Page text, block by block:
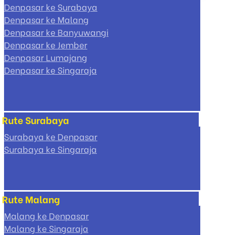
Denpasar ke Surabaya
Denpasar ke Malang
Denpasar ke Banyuwangi
Denpasar ke Jember
Denpasar Lumajang
Denpasar ke Singaraja
Rute Surabaya
Surabaya ke Denpasar
Surabaya ke Singaraja
Rute Malang
Malang ke Denpasar
Malang ke Singaraja